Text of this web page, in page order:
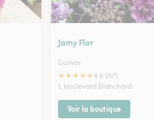
Jamy Flor
Guines
★★★★★4.6 (57)
1, boulevard Blanchard
Voir la boutique